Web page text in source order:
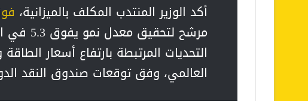
أكد الوزير المنتدب المكلف بالميزانية،
التحديات المرتبطة بارتفاع أسعار
العالمي، وفق توقعات صندوق النقد